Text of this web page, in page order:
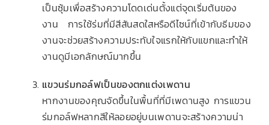
เป็นซุ้มเพื่อสร้างความโดดเด่นตั้งแต่จุดเริ่มต้นของ
งาน การใช้ร่มที่มีสีสันสดใสหรือดีไซน์ที่เข้ากับธีมของ
งานจะช่วยสร้างความประทับใจแรกให้กับแขกและทำให้
งานดูมีเอกลักษณ์มากขึ้น
แขวนร่มกอล์ฟเป็นของตกแต่งเพดาน
หากงานของคุณจัดขึ้นในพื้นที่ที่มีเพดานสูง การแขวน
ร่มกอล์ฟหลากสีให้ลอยอยู่บนเพดานจะสร้างความน่า